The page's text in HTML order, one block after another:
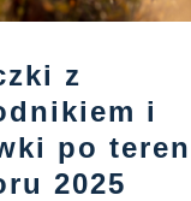
z
i
po
2025